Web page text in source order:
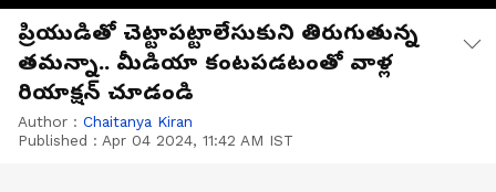
ప్రియుడితో చెట్టాపట్టాలేసుకుని తిరుగుతున్న
తమన్నా.. మీడియా కంటపడటంతో వాళ్ల
రియాక్షన్‌ చూడండి
Author : Chaitanya Kiran
Published : Apr 04 2024, 11:42 AM IST